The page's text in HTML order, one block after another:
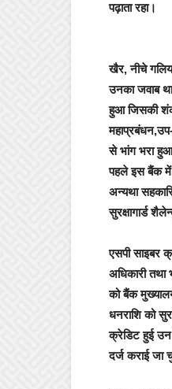
पढ़ाता रहा।
खैर, नीचे
उनका जवाब
हुआ जिसकी
से भांग भरा
पहले इस बैंक में
अन्यथा
सुरक्षागार्ड
एसपी साइबर
अधिकारी तथा
को बैंक
धनराशि को
क्रेडिट हुई उन
दर्ज कराई जा